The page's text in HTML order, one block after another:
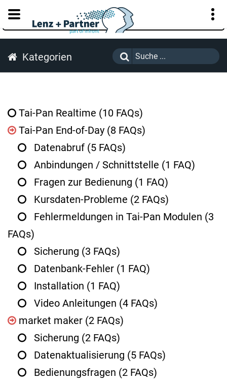
KUNDENPORTAL
Kategorien
Tai-Pan Realtime (10 FAQs)
Tai-Pan End-of-Day (8 FAQs)
Datenabruf (5 FAQs)
Anbindungen / Schnittstelle (1 FAQ)
Fragen zur Bedienung (1 FAQ)
Kursdaten-Probleme (2 FAQs)
Fehlermeldungen in Tai-Pan Modulen (3
FAQs)
Sicherung (3 FAQs)
Datenbank-Fehler (1 FAQ)
Installation (1 FAQ)
Video Anleitungen (4 FAQs)
market maker (2 FAQs)
Sicherung (2 FAQs)
Datenaktualisierung (5 FAQs)
Bedienungsfragen (2 FAQs)